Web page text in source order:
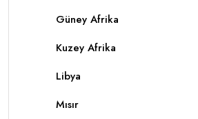
Güney Afrika
Kuzey Afrika
Libya
Mısır